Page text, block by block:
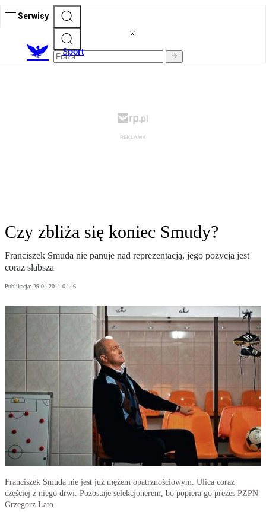
Serwisy
Sport
Czy zbliża się koniec Smudy?
Franciszek Smuda nie panuje nad reprezentacją, jego pozycja jest
coraz słabsza
Publikacja: 29.04.2011 01:46
Franciszek Smuda nie jest już mężem opatrznościowym. Ulica coraz
częściej z niego drwi. Pozostaje selekcjonerem, bo popiera go prezes PZPN
Grzegorz Lato